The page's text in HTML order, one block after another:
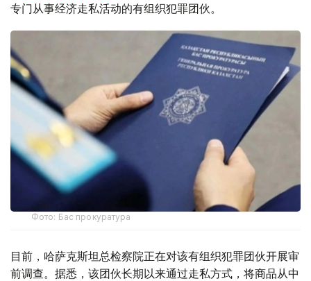
专门从事经济走私活动的有组织犯罪团伙。
Фото: Бас прокуратура
目前，哈萨克斯坦总检察院正在对该有组织犯罪团伙开展审
前调查。据悉，该团伙长期以来通过走私方式，将商品从中